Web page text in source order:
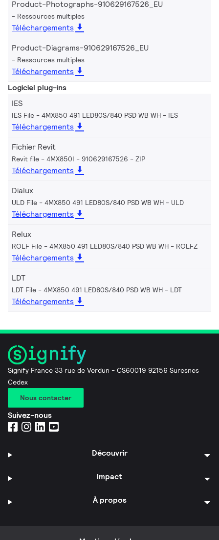
Product-Photographs-910629167526_EU
Ressources multiples
Téléchargements
Product-Diagrams-910629167526_EU
Ressources multiples
Téléchargements
Logiciel plug-ins
IES
IES File - 4MX850 491 LED80S/840 PSD WB WH IES
Téléchargements
Fichier Revit
Revit file - 4MX850I - 910629167526 ZIP
Téléchargements
Dialux
ULD File - 4MX850 491 LED80S/840 PSD WB WH ULD
Téléchargements
Relux
ROLF File - 4MX850 491 LED80S/840 PSD WB WH ROLFZ
Téléchargements
LDT
LDT File - 4MX850 491 LED80S/840 PSD WB WH LDT
Téléchargements
Signify France 33 rue de Verdun - CS60019 92156 Suresnes
Cedex
Nous contacter
Suivez-nous
Découvrir
Impact
À propos